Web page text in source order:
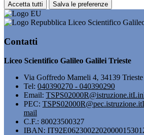
Accetta tutti Salva le preferenze
Liceo Scientifico
Contatti
Liceo Scientifico Galileo Galilei Trieste
Via Goffredo Mameli 4, 34139
Tel: 040390270 - 040390290
Email: TSPS02000R@istruzione.it
PEC: TSPS02000R@pec.istruzione.it
mail
C.F.: 80023500327
IBAN: